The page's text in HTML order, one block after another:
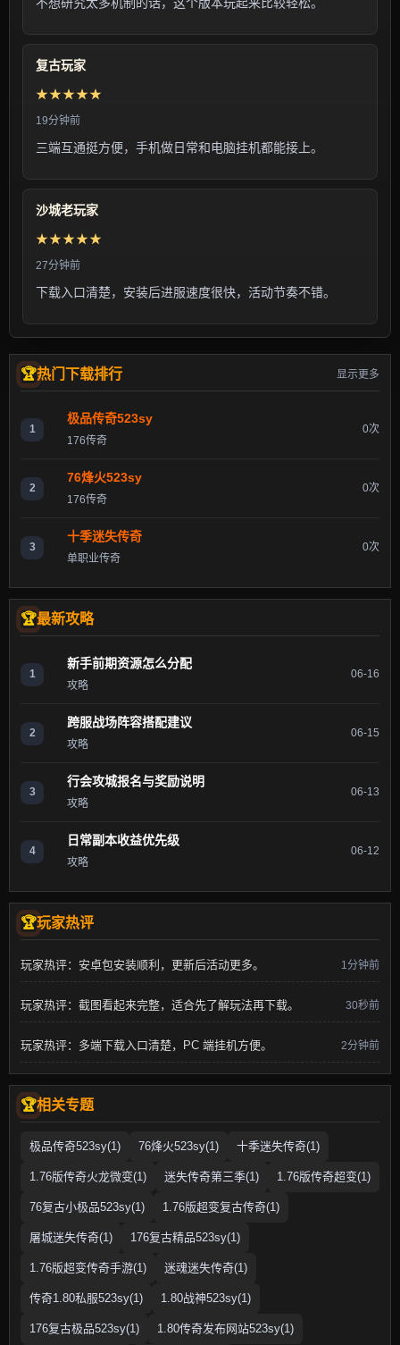
复古玩家
★★★★★
19分钟前
三端互通挺方便，手机做日常和电脑挂机都能接上。
沙城老玩家
★★★★★
27分钟前
下载入口清楚，安装后进服速度很快，活动节奏不错。
热门下载排行 显示更多
1
极品传奇523sy
176传奇
0次
2
76烽火523sy
176传奇
0次
3
十季迷失传奇
单职业传奇
0次
最新攻略
1
新手前期资源怎么分配
攻略
06-16
2
跨服战场阵容搭配建议
攻略
06-15
3
行会攻城报名与奖励说明
攻略
06-13
4
日常副本收益优先级
攻略
06-12
玩家热评
玩家热评：安卓包安装顺利，更新后活动更多。 1分钟前
玩家热评：截图看起来完整，适合先了解玩法再下载。 30秒前
玩家热评：多端下载入口清楚，PC 端挂机方便。 2分钟前
相关专题
极品传奇523sy(1) 76烽火523sy(1) 十季迷失传奇(1)
1.76版传奇火龙微变(1) 迷失传奇第三季(1) 1.76版传奇超变(1)
76复古小极品523sy(1) 1.76版超变复古传奇(1)
屠城迷失传奇(1) 176复古精品523sy(1)
1.76版超变传奇手游(1) 迷魂迷失传奇(1)
传奇1.80私服523sy(1) 1.80战神523sy(1)
176复古极品523sy(1) 1.80传奇发布网站523sy(1)